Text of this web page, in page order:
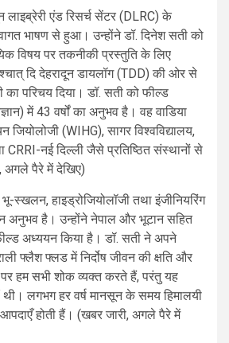
लाइब्रेरी एंड रिसर्च सेंटर (DLRC) के
भाषण से हुआ। उन्होंने डॉ. दिनेश सती को
विषय पर तकनीकी प्रस्तुति के लिए
दि देहरादून डायलॉग (TDD) की ओर से
का परिचय दिया। डॉ. सती को फील्ड
में 43 वर्षों का अनुभव है। वह वाडिया
(WIHG), सागर विश्वविद्यालय,
CRRI-नई दिल्ली जैसे प्रतिष्ठित संस्थानों से
अगले पैरे में देखिए)
स्खलन, हाइड्रोजियोलॉजी तथा इंजीनियरिंग
अनुभव है। उन्होंने नेपाल और भूटान सहित
अध्ययन किया है। डॉ. सती ने अपने
फ्लैश फ्लड में निर्दोष जीवन की क्षति और
हम सभी शोक व्यक्त करते हैं, परंतु यह
थी। लगभग हर वर्ष मानसून के समय हिमालयी
होती हैं। (खबर जारी, अगले पैरे में